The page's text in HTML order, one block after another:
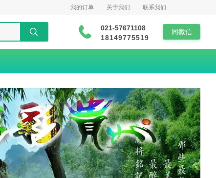
我的订单 关于我们 联系我们
021-57671108
18149775519
同微信